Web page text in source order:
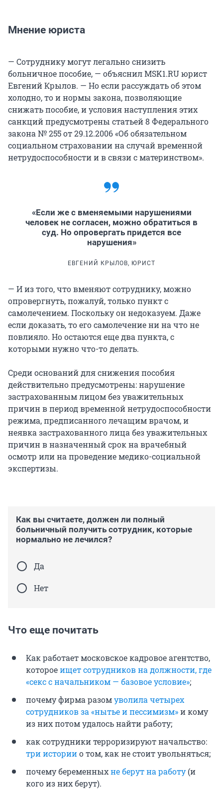
Мнение юриста
— Сотруднику могут легально снизить
больничное пособие, — объяснил MSK1.RU юрист
Евгений Крылов. — Но если рассуждать об этом
холодно, то и нормы закона, позволяющие
снижать пособие, и условия наступления этих
санкций предусмотрены статьей 8 Федерального
закона № 255 от 29.12.2006 «Об обязательном
социальном страховании на случай временной
нетрудоспособности и в связи с материнством».
«Если же с вменяемыми нарушениями
человек не согласен, можно обратиться в
суд. Но опровергать придется все
нарушения»
ЕВГЕНИЙ КРЫЛОВ, ЮРИСТ
— И из того, что вменяют сотруднику, можно
опровергнуть, пожалуй, только пункт с
самолечением. Поскольку он недоказуем. Даже
если доказать, то его самолечение ни на что не
повлияло. Но остаются еще два пункта, с
которыми нужно что-то делать.
Среди оснований для снижения пособия
действительно предусмотрены: нарушение
застрахованным лицом без уважительных
причин в период временной нетрудоспособности
режима, предписанного лечащим врачом, и
неявка застрахованного лица без уважительных
причин в назначенный срок на врачебный
осмотр или на проведение медико-социальной
экспертизы.
Как вы считаете, должен ли полный
больничный получить сотрудник, которые
нормально не лечился?
Да
Нет
Что еще почитать
Как работает московское кадровое агентство,
котороеищет сотрудников на должности, где
«секс с начальником — базовое условие»;
почему фирма разомуволила четырех
сотрудников за «нытье и пессимизм»и кому
из них потом удалось найти работу;
как сотрудники терроризируют начальство:
три историио том, как не стоит увольняться;
почему беременныхне берут на работу(и
кого из них берут).